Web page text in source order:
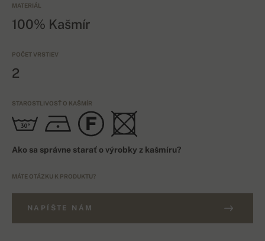
MATERIÁL
100% Kašmír
POČET VRSTIEV
2
STAROSTLIVOSŤ O KAŠMÍR
Ako sa správne starať o výrobky z kašmíru?
MÁTE OTÁZKU K PRODUKTU?
NAPÍŠTE NÁM